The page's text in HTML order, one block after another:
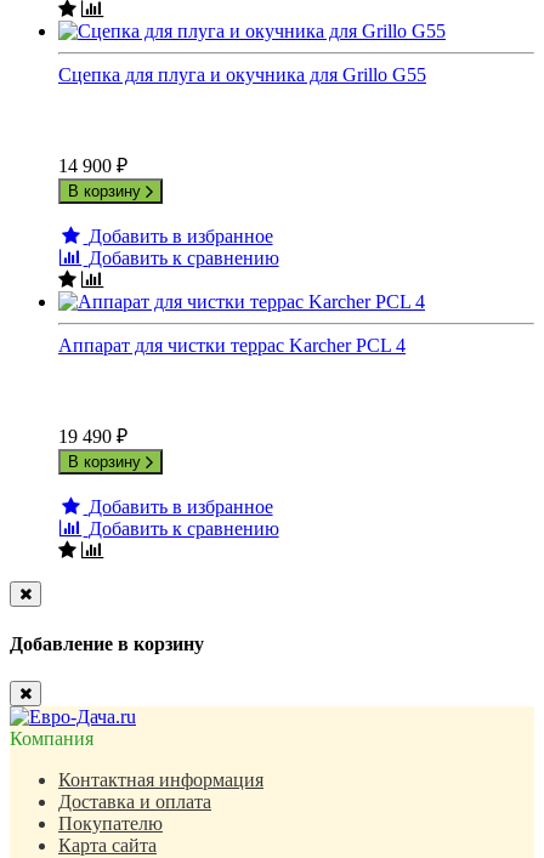
Сцепка для плуга и окучника для Grillo G55
14 900 ₽
В корзину
Добавить в избранное
Добавить к сравнению
Аппарат для чистки террас Karcher PCL 4
19 490 ₽
В корзину
Добавить в избранное
Добавить к сравнению
Close
Добавление в корзину
Close
Компания
Контактная информация
Доставка и оплата
Покупателю
Карта сайта